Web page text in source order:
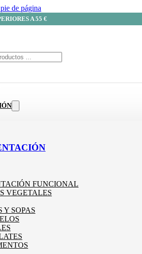
de página
A 55 €
FUNCIONAL
VEGETALES
Y SOPAS